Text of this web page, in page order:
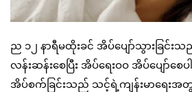
ည ၁၂ နာရီမထိုးခင် အိပ်ပျော်သွားခြင်း
လန်းဆန်းစေပြီး အိပ်ရေးဝဝ အိပ်ပျော်စ
အိပ်စက်ခြင်းသည် သင့်ရဲ့ကျန်းမာရေ